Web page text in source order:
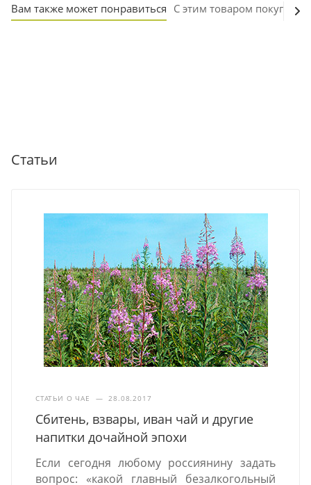
Вам также может понравиться С этим товаром покупают
Статьи
СТАТЬИ О ЧАЕ — 28.08.2017
Сбитень, взвары, иван чай и другие
напитки дочайной эпохи
Если сегодня любому россиянину задать
вопрос: «какой главный безалкогольный